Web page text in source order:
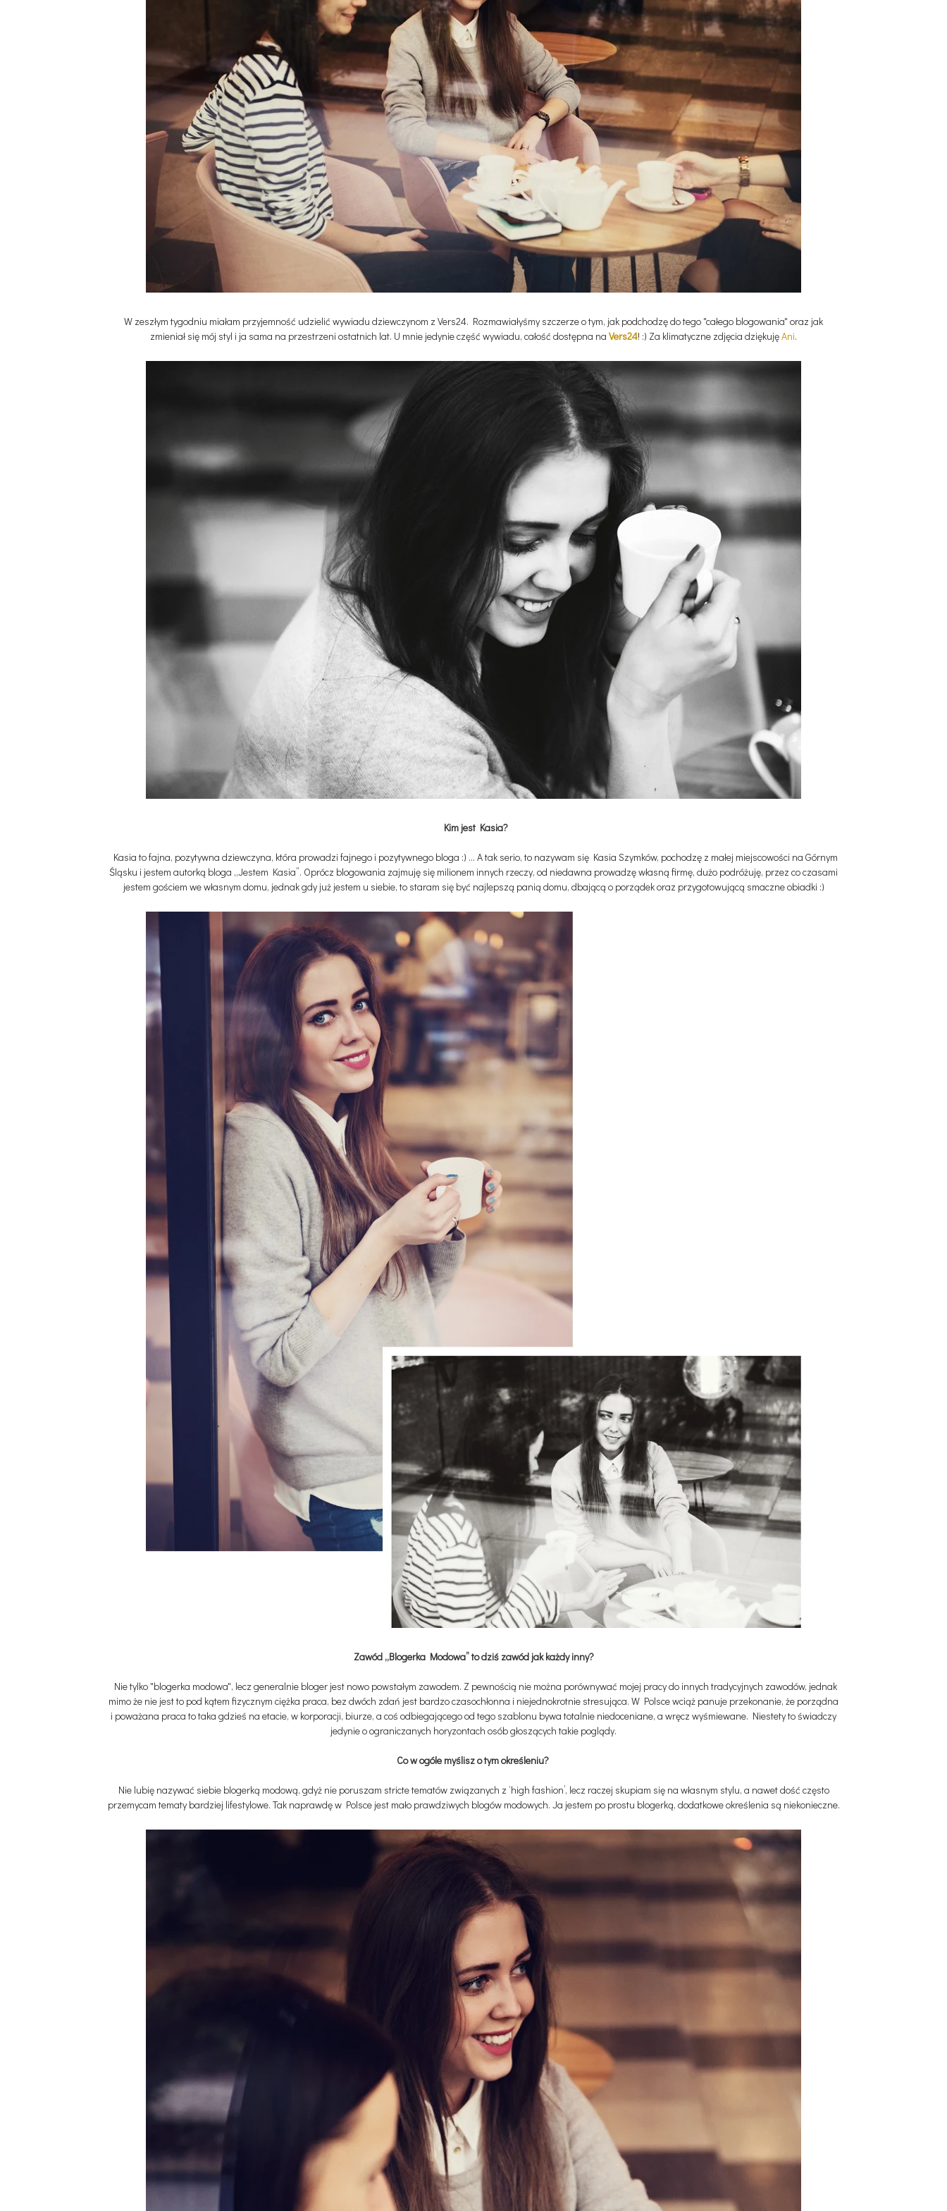
W zeszłym tygodniu miałam przyjemność udzielić wywiadu dziewczynom z Vers24. Rozmawiałyśmy szczerze o tym, jak podchodzę do tego "całego blogowania" oraz jak
zmieniał się mój styl i ja sama na przestrzeni ostatnich lat. U mnie jedynie część wywiadu, całość dostępna na Vers24! :) Za klimatyczne zdjęcia dziękujęAni.
Kim jest Kasia?
Kasia to fajna, pozytywna dziewczyna, która prowadzi fajnego i pozytywnego bloga :) … A tak serio, to nazywam się Kasia Szymków, pochodzę z małej miejscowości na Górnym
Śląsku i jestem autorką bloga „Jestem Kasia”. Oprócz blogowania zajmuję się milionem innych rzeczy, od niedawna prowadzę własną firmę, dużo podróżuję, przez co czasami
jestem gościem we własnym domu, jednak gdy już jestem u siebie, to staram się być najlepszą panią domu, dbającą o porządek oraz przygotowującą smaczne obiadki :)
Zawód „Blogerka Modowa” to dziś zawód jak każdy inny?
Nie tylko "blogerka modowa", lecz generalnie bloger jest nowo powstałym zawodem. Z pewnością nie można porównywać mojej pracy do innych tradycyjnych zawodów, jednak
mimo że nie jest to pod kątem fizycznym ciężka praca, bez dwóch zdań jest bardzo czasochłonna i niejednokrotnie stresująca. W Polsce wciąż panuje przekonanie, że porządna
i poważana praca to taka gdzieś na etacie, w korporacji, biurze, a coś odbiegającego od tego szablonu bywa totalnie niedoceniane, a wręcz wyśmiewane. Niestety to świadczy
jedynie o ograniczanych horyzontach osób głoszących takie poglądy.
Co w ogóle myślisz o tym określeniu?
Nie lubię nazywać siebie blogerką modową, gdyż nie poruszam stricte tematów związanych z ‘high fashion’, lecz raczej skupiam się na własnym stylu, a nawet dość często
przemycam tematy bardziej lifestylowe. Tak naprawdę w Polsce jest mało prawdziwych blogów modowych. Ja jestem po prostu blogerką, dodatkowe określenia są niekonieczne.